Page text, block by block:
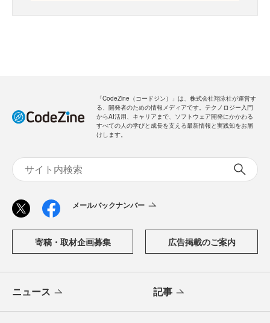
「CodeZine（コードジン）」は、株式会社翔泳社が運営す
る、開発者のための情報メディアです。テクノロジー入門
からAI活用、キャリアまで、ソフトウェア開発にかかわる
すべての人の学びと成長を支える最新情報と実践知をお届
けします。
メールバックナンバー
寄稿・取材企画募集 広告掲載のご案内
ニュース 記事